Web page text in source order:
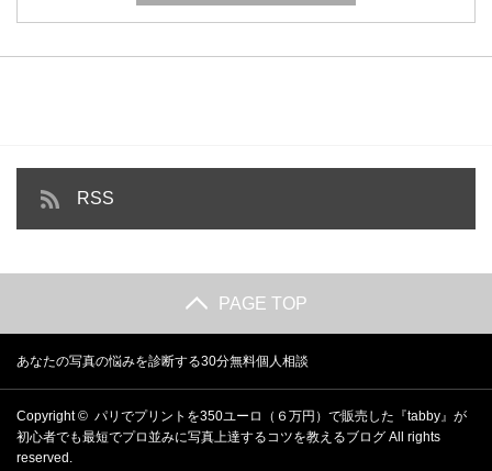
RSS
PAGE TOP
あなたの写真の悩みを診断する30分無料個人相談
Copyright © パリでプリントを350ユーロ（６万円）で販売した『tabby』が
初心者でも最短でプロ並みに写真上達するコツを教えるブログ All rights
reserved.